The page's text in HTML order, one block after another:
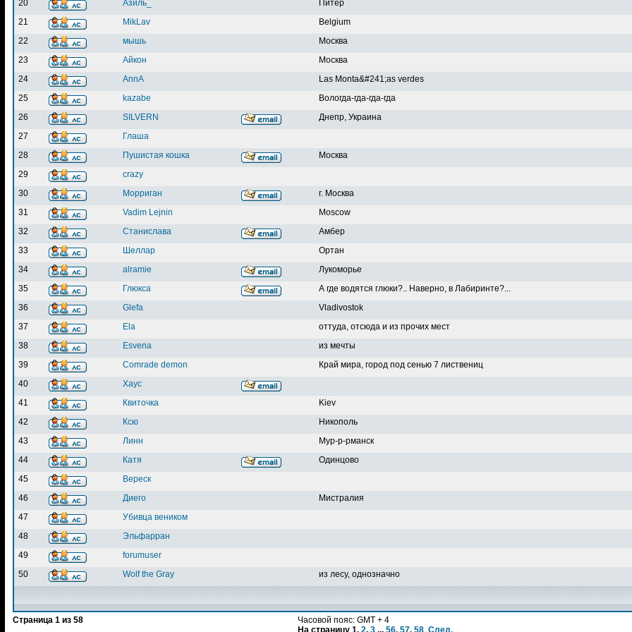
20 Азиль_
Питер
21
MikLav
Belgium
22
мышь
Москва
23
Айкон
Москва
24
AnnA
Las Monta&#241;as verdes
25
kazabe
Вологда-гда-гда-гда
26
SILVERN
Днепр, Украина
27
Глаша
28
Пушистая кошка
Москва
29
crazy
30
Морриган
г. Москва
31
Vadim Lejnin
Moscow
32
Станислава
Амбер
33
Шеллар
Ортан
34
alramie
Лукоморье
35
Глюкса
А где водятся глюки?.. Наверно, в Лабиринте?...
36
Glefa
Vladivostok
37
Ela
оттуда, отсюда и из прочих мест
38
Esvena
из мечты
39
Comrade demon
Край мира, город под сенью 7 листвениц
40
Хаус
41
Квиточка
Kiev
42
Ксю
Никополь
43
Линн
Мур-р-рманск
44
Катя
Одинцово
45
Вереск
46
Диего
Мистралия
47
Убивца веником
48
Эльфарран
49
forumuser
50
Wolf the Gray из лесу, однозначно
Страница 1 из 58
Часовой пояс: GMT + 4
На страницу 1, 2, 3 ... 56, 57, 58 След.